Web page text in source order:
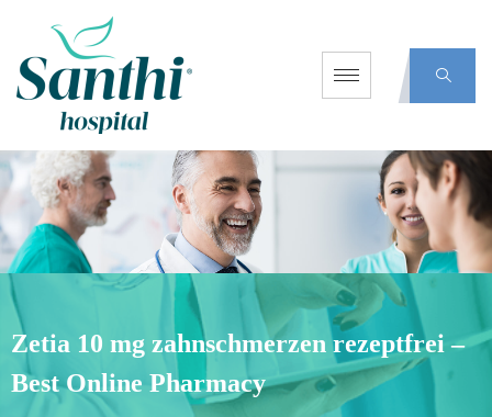
Zetia 10 mg zahnschmerzen rezeptfrei –
Best Online Pharmacy